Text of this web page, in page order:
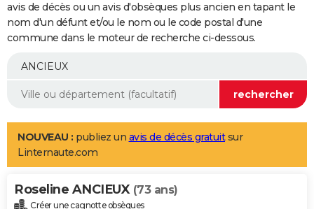
Retraite
Epargne
Immobilier
Risques naturels par ville
Banque
Assurance
AUTO
Essais
Réserver un essai
Citadines
Berlines
SUV
Forum auto
+
Mobiles
Meilleur smartphone
Internet
Ordinateurs
Jeux vidéo
Guide high-tech
Aménagement intérieur
LIFESTYLE
Art de vivre
Bien-être
Loisirs
Mode
Modes de vie
Alimentation
Guide de la santé
Maladies
Médicaments
Sommeil
VOYAGE
avis de décès ou un avis d'obsèques plus ancien en tapant le
nom d'un défunt et/ou le nom ou le code postal d'une
commune dans le moteur de recherche ci-dessous.
NOUVEAU : publiez un avis de décès gratuitsur
Linternaute.com
Roseline ANCIEUX (73 ans)
Créer une cagnotte obsèques